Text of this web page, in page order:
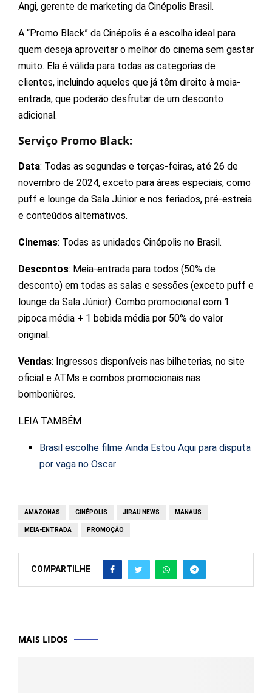
Angi, gerente de marketing da Cinépolis Brasil.
A “Promo Black” da Cinépolis é a escolha ideal para
quem deseja aproveitar o melhor do cinema sem gastar
muito. Ela é válida para todas as categorias de
clientes, incluindo aqueles que já têm direito à meia-
entrada, que poderão desfrutar de um desconto
adicional.
Serviço Promo Black:
Data: Todas as segundas e terças-feiras, até 26 de
novembro de 2024, exceto para áreas especiais, como
puff e lounge da Sala Júnior e nos feriados, pré-estreia
e conteúdos alternativos.
Cinemas: Todas as unidades Cinépolis no Brasil.
Descontos: Meia-entrada para todos (50% de
desconto) em todas as salas e sessões (exceto puff e
lounge da Sala Júnior). Combo promocional com 1
pipoca média + 1 bebida média por 50% do valor
original.
Vendas: Ingressos disponíveis nas bilheterias, no site
oficial e ATMs e combos promocionais nas
bombonières.
LEIA TAMBÉM
Brasil escolhe filme Ainda Estou Aqui para disputa
por vaga no Oscar
AMAZONAS CINÉPOLIS JIRAU NEWS MANAUS
MEIA-ENTRADA PROMOÇÃO
COMPARTILHE
MAIS LIDOS